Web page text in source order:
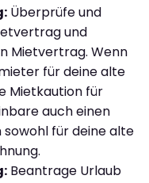
Überprüfe und
und
Mietvertrag. Wenn
für deine alte
Mietkaution für
auch einen
für deine alte
Beantrage Urlaub